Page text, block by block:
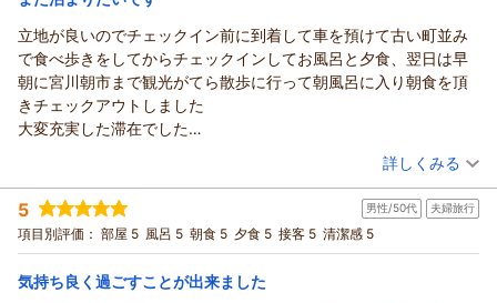
夕食は個室にて、飛騨牛鉄板焼きを含め種類豊富なお料理を堪能
でき、非常に満足いたしました。
朝食も個室でいただきましたが、品数が多くどれも美味しく、特
に飛騨米コシヒカリはさらっとしていて何杯でも食べたくなるほ
ど絶品でした。
今年も大変満足のいく滞在となり、翌日は諏訪湖へ向かいまし
来年は何事もなく、また早めに伺えればと思っております。
いつも本当にありがとうございます。
立地が良いのでチェックイン前に到着して車を預けて古い町並み
で食べ歩きをしてからチェックインしてお風呂と夕食、翌日は早
朝に宮川朝市まで観光がてら散歩に行って朝風呂に入り朝食を頂
きチェックアウトしました
大変充実した滞在でした
食事は朝夕とも個室で気兼ねなく楽しめ、タイミングよく運ばれ
てきましたお腹いっぱいになり大変美味しかったです
お風呂にはタオルが準備されているのも良かったです
すべてが完璧でとても満足しました
含まれていたよう(アルコールのような匂いがしました)で帰宅後肌
（投稿日：2026/07/12）
宿泊時期： 2026年05月宿泊 (家族旅行)
投稿者： ＨＴさん
宿泊プラン： 【リラぎふ】飛騨牛鉄板焼き付の月替わり会席プラン♪
朝・夕
朝/個室利用 夕/個室利用
宿泊価格帯： 28,001～29,000円(大人一人あたり/税込)
詳しくみる
5 男性/50代 夫婦旅行
項目別評価： 部屋 5 風呂 5 朝食 5 夕食 5 接客 5 清潔感 5
気持ち良く過ごすことが出来ました